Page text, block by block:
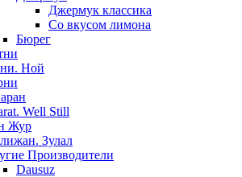
Джермук классика
Со вкусом лимона
Бюрег
Ной
Well Still
Жур
Зулал
Производители
Dausuz